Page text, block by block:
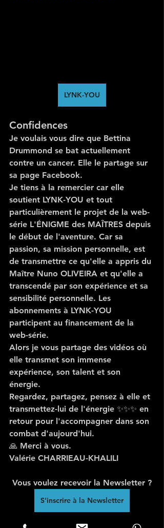
LYNK-YOU
Confidences
Je voulais vous dire que Bettina
Drummond se bat actuellement
contre un cancer. Elle le partage sur
sa page Facebook.
Je tiens à la remercier car elle
soutient LYNK-YOU et tout
particulièrement le projet de la web-
série L'ÉNIGME des MAÎTRES depuis
le début de l'aventure. Car sa
passion, sa mission personnelle, est
de transmettre ce qu'elle a appris du
Maître Nuno OLIVEIRA et qu'elle a
transcendé par son expérience et sa
sensibilité personnelle. Les
abonnements à LYNK-YOU
participent au financement de la
web-série.
Alors je vous partage des vidéos où
elle transmet son immense
expérience, son talent et son
énergie.
Regardez, partagez, pensez à elle et
transmettez-lui de l'énergie ✨✨✨ en
retour pour l'accompagner dans son
combat d'aujourd'hui.
🙏 Merci à vous.
Valérie CHARRIEAU-KHALILI
Vous voulez recevoir la Newsletter ?
S'inscrire à la Newsletter